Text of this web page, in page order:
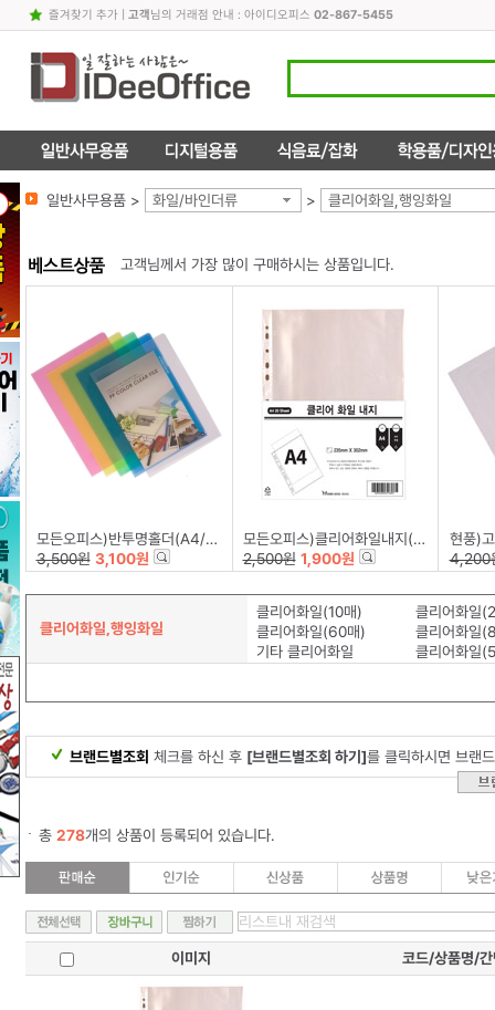
즐겨찾기 추가| 고객님의 거래점 안내 : 아이디오피스 02-867-5455
일반사무용품 > 화일/바인더류 > 클리어화일,행잉화일
고객님께서 가장 많이 구매하시는 상품입니다.
모든오피스)반투명홀더(A4/투명)-팩(10개입)
3,500원 3,100원
모든오피스)클리어화일내지(A4/20매)
2,500원 1,900원
현풍)고
4,200
클리어화일,행잉화일
클리어화일(10매)
클리어화일
클리어화일(60매)
클리어화일
기타 클리어화일
클리어화일
브랜드별조회 체크를 하신 후 [브랜드별조회 하기]를 클릭하시면 브랜
총 278개의 상품이 등록되어 있습니다.
이미지 코드/상품명/간